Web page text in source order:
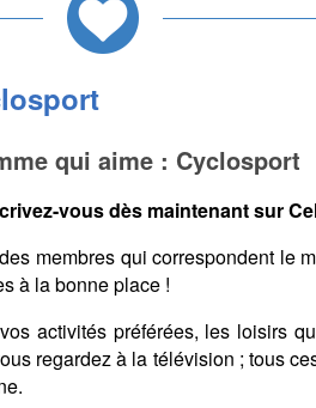
qui aime : Cyclosport
vous dès maintenant sur
membres qui correspondent le
à la bonne place !
activités préférées, les loisirs
regardez à la télévision ; tous